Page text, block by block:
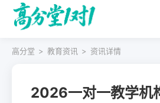
高分堂 > 教育资讯 > 资讯详情
2026一对一教学机